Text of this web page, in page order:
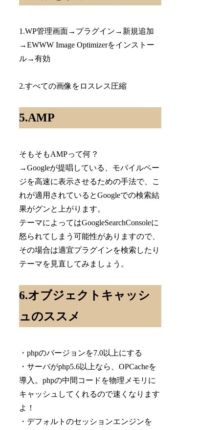
1.WP管理画面→プラグイン→新規追加
→EWWW Image Optimizerをインストー
ル→有効
2.すべての画像をロスレス圧縮
5.AMP
そもそもAMPって何？
→Googleが提唱している、モバイルペー
ジを高速に表示させるための手法で、こ
れが適用されているとGoogleでの検索結
果がグンと上がります。
テーマによってはGoogleSearchConsoleに
怒られてしまう可能性がありますので、
その場合は適宜プラグインを検索したり
テーマを見直してみましょう。
6.オブジェクトキャッシ
ュのススメ
・phpのバージョンを7.0以上にする
・サーバがphp5.6以上なら、OPCacheを
導入。phpの中間コードを物理メモリに
キャッシュしてくれるので速くなります
よ！
・デフォルトのセッションエンジンを